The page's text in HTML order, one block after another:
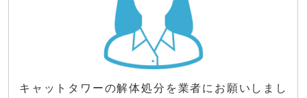
キャットタワーの解体処分を業者にお願いしまし